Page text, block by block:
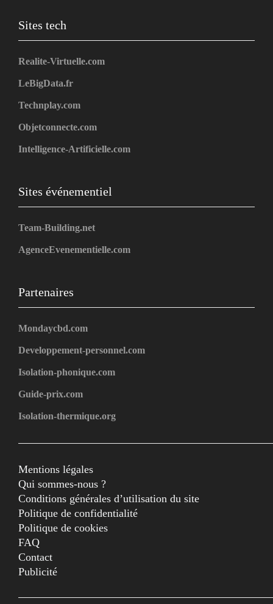
Sites tech
Realite-Virtuelle.com
LeBigData.fr
Technplay.com
Objetconnecte.com
Intelligence-Artificielle.com
Sites événementiel
Team-Building.net
AgenceEvenementielle.com
Partenaires
Mondaycbd.com
Developpement-personnel.com
Isolation-phonique.com
Guide-prix.com
Isolation-thermique.org
Mentions légales
Qui sommes-nous ?
Conditions générales d’utilisation du site
Politique de confidentialité
Politique de cookies
FAQ
Contact
Publicité